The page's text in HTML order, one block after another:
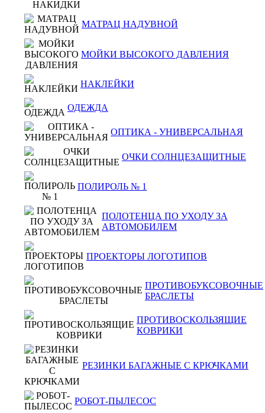
МАТРАЦ НАДУВНОЙ
МОЙКИ ВЫСОКОГО ДАВЛЕНИЯ
НАКЛЕЙКИ
ОДЕЖДА
ОПТИКА - УНИВЕРСАЛЬНАЯ
ОЧКИ СОЛНЦЕЗАЩИТНЫЕ
ПОЛИРОЛЬ № 1
ПОЛОТЕНЦА ПО УХОДУ ЗА
АВТОМОБИЛЕМ
ПРОЕКТОРЫ ЛОГОТИПОВ
ПРОТИВОБУКСОВОЧНЫЕ
БРАСЛЕТЫ
ПРОТИВОСКОЛЬЗЯЩИЕ
КОВРИКИ
РЕЗИНКИ БАГАЖНЫЕ С КРЮЧКАМИ
РОБОТ-ПЫЛЕСОС